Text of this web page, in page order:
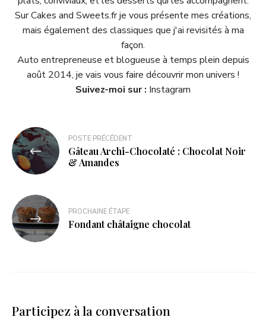
Sur Cakes and Sweets.fr je vous présente mes créations,
mais également des classiques que j'ai revisités à ma
façon.
Auto entrepreneuse et blogueuse à temps plein depuis
août 2014, je vais vous faire découvrir mon univers !
Suivez-moi sur : Instagram
POSTE PRÉCÉDENT
Gâteau Archi-Chocolaté : Chocolat Noir
& Amandes
PROCHAINE ÉTAPE
Fondant châtaigne chocolat
Participez à la conversation